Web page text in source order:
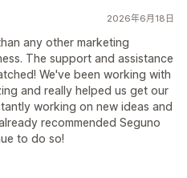
2026年6月18日
any other marketing
The support and assistance
We've been working with
and really helped us get our
working on new ideas and
recommended Seguno
to do so!